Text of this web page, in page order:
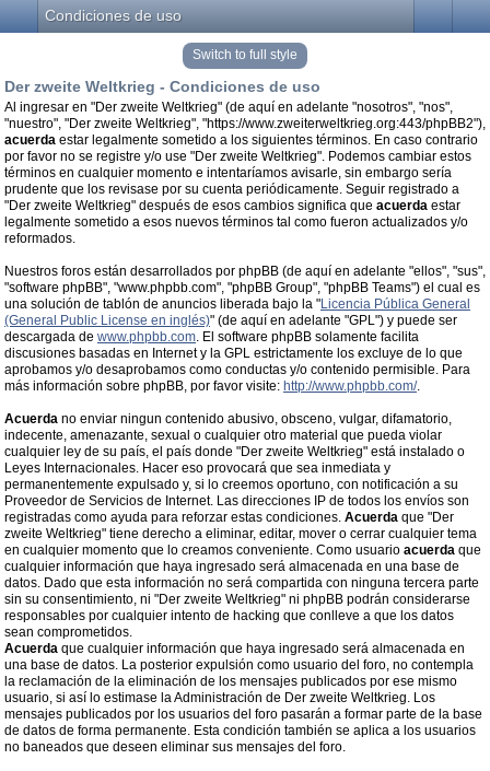
Condiciones de uso
Switch to full style
Der zweite Weltkrieg - Condiciones de uso
Al ingresar en "Der zweite Weltkrieg" (de aquí en adelante "nosotros", "nos",
"nuestro", "Der zweite Weltkrieg", "https://www.zweiterweltkrieg.org:443/phpBB2"),
acuerda estar legalmente sometido a los siguientes términos. En caso contrario
por favor no se registre y/o use "Der zweite Weltkrieg". Podemos cambiar estos
términos en cualquier momento e intentaríamos avisarle, sin embargo sería
prudente que los revisase por su cuenta periódicamente. Seguir registrado a
"Der zweite Weltkrieg" después de esos cambios significa que acuerda estar
legalmente sometido a esos nuevos términos tal como fueron actualizados y/o
reformados.
Nuestros foros están desarrollados por phpBB (de aquí en adelante "ellos", "sus",
"software phpBB", "www.phpbb.com", "phpBB Group", "phpBB Teams") el cual es
una solución de tablón de anuncios liberada bajo la "Licencia Pública General
(General Public License en inglés)" (de aquí en adelante "GPL") y puede ser
descargada de www.phpbb.com. El software phpBB solamente facilita
discusiones basadas en Internet y la GPL estrictamente los excluye de lo que
aprobamos y/o desaprobamos como conductas y/o contenido permisible. Para
más información sobre phpBB, por favor visite: http://www.phpbb.com/.
Acuerda no enviar ningun contenido abusivo, obsceno, vulgar, difamatorio,
indecente, amenazante, sexual o cualquier otro material que pueda violar
cualquier ley de su país, el país donde "Der zweite Weltkrieg" está instalado o
Leyes Internacionales. Hacer eso provocará que sea inmediata y
permanentemente expulsado y, si lo creemos oportuno, con notificación a su
Proveedor de Servicios de Internet. Las direcciones IP de todos los envíos son
registradas como ayuda para reforzar estas condiciones. Acuerda que "Der
zweite Weltkrieg" tiene derecho a eliminar, editar, mover o cerrar cualquier tema
en cualquier momento que lo creamos conveniente. Como usuario acuerda que
cualquier información que haya ingresado será almacenada en una base de
datos. Dado que esta información no será compartida con ninguna tercera parte
sin su consentimiento, ni "Der zweite Weltkrieg" ni phpBB podrán considerarse
responsables por cualquier intento de hacking que conlleve a que los datos
sean comprometidos.
Acuerda que cualquier información que haya ingresado será almacenada en
una base de datos. La posterior expulsión como usuario del foro, no contempla
la reclamación de la eliminación de los mensajes publicados por ese mismo
usuario, si así lo estimase la Administración de Der zweite Weltkrieg. Los
mensajes publicados por los usuarios del foro pasarán a formar parte de la base
de datos de forma permanente. Esta condición también se aplica a los usuarios
no baneados que deseen eliminar sus mensajes del foro.